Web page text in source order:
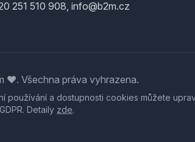
251 510 908, info@b2m.cz
♥️. Všechna práva vyhrazena.
používání a dostupnosti cookies můžete
Detaily zde.